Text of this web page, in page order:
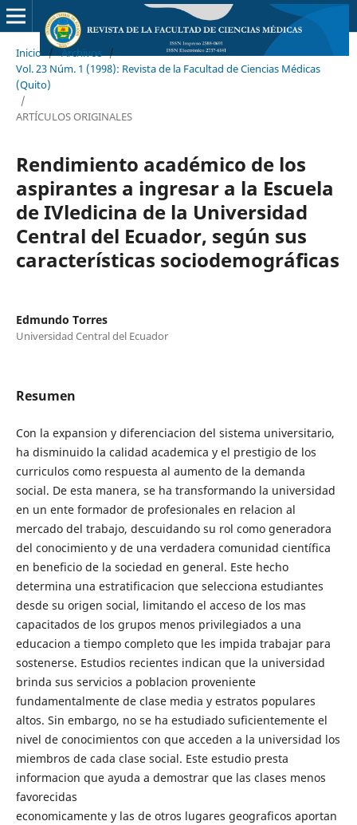
Inicio / Archivos /
Vol. 23 Núm. 1 (1998): Revista de la Facultad de Ciencias Médicas
(Quito)
/
ARTÍCULOS ORIGINALES
Rendimiento académico de los
aspirantes a ingresar a la Escuela
de IVledicina de la Universidad
Central del Ecuador, según sus
características sociodemográficas
Edmundo Torres
Universidad Central del Ecuador
Resumen
Con la expansion y diferenciacion del sistema universitario,
ha disminuido la calidad academica y el prestigio de los
curriculos como respuesta al aumento de la demanda
social. De esta manera, se ha transformando la universidad
en un ente formador de profesionales en relacion al
mercado del trabajo, descuidando su rol como generadora
del conocimiento y de una verdadera comunidad científica
en beneficio de la sociedad en general. Este hecho
determina una estratificacion que selecciona estudiantes
desde su origen social, limitando el acceso de los mas
capacitados de los grupos menos privilegiados a una
educacion a tiempo completo que les impida trabajar para
sostenerse. Estudios recientes indican que la universidad
brinda sus servicios a poblacion proveniente
fundamentalmente de clase media y estratos populares
altos. Sin embargo, no se ha estudiado suficientemente el
nivel de conocimientos con que acceden a la universidad los
miembros de cada clase social. Este estudio presta
informacion que ayuda a demostrar que las clases menos
favorecidas
economicamente y las de otros lugares geograficos aportan